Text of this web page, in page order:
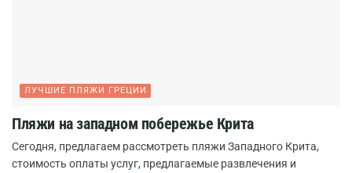
ЛУЧШИЕ ПЛЯЖИ ГРЕЦИИ
Пляжи на западном побережье Крита
Сегодня, предлагаем рассмотреть пляжи Западного Крита,
стоимость оплаты услуг, предлагаемые развлечения и